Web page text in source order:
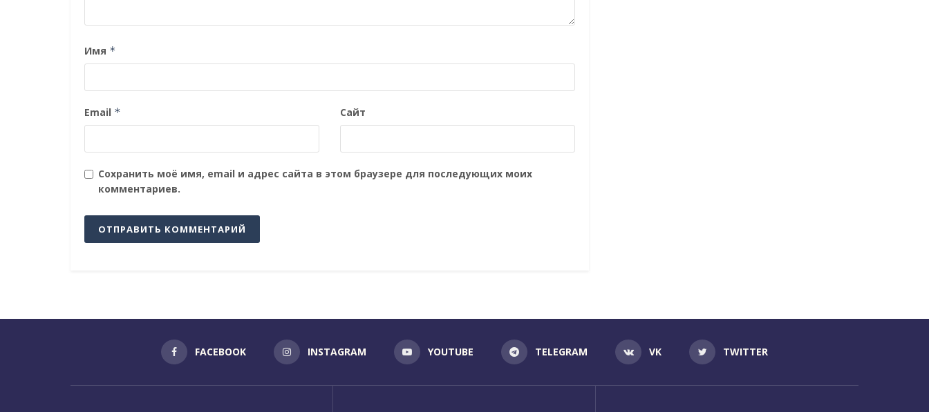
Имя *
Email * Сайт
Сохранить моё имя, email и адрес сайта в этом браузере для последующих моих
комментариев.
FACEBOOK INSTAGRAM YOUTUBE TELEGRAM VK TWITTER